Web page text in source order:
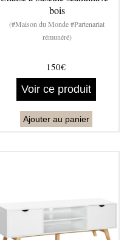
bois
(#Maison du Monde #Partenariat
rémunéré)
150€
Voir ce produit
Ajouter au panier